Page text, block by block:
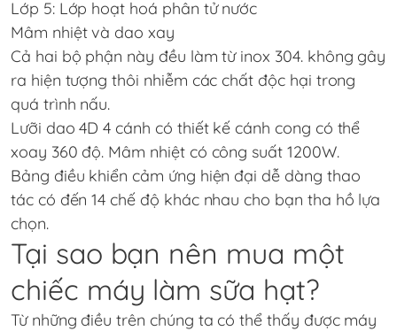
Lớp 5: Lớp hoạt hoá phân tử nước
Mâm nhiệt và dao xay
Cả hai bộ phận này đều làm từ inox 304. không gây
ra hiện tượng thôi nhiễm các chất độc hại trong
quá trình nấu.
Lưỡi dao 4D 4 cánh có thiết kế cánh cong có thể
xoay 360 độ. Mâm nhiệt có công suất 1200W.
Bảng điều khiển cảm ứng hiện đại dễ dàng thao
tác có đến 14 chế độ khác nhau cho bạn tha hồ lựa
chọn.
Tại sao bạn nên mua một
chiếc máy làm sữa hạt?
Từ những điều trên chúng ta có thể thấy được máy